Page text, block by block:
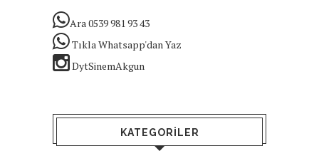
Ara 0539 981 93 43
Tıkla Whatsapp'dan Yaz
DytSinemAkgun
KATEGORILER